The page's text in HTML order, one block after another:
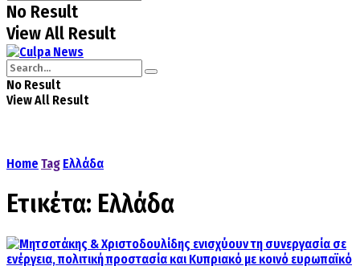
No Result
View All Result
No Result
View All Result
Home Tag Ελλάδα
Ετικέτα: Ελλάδα